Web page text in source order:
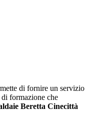
di fornire un servizio
formazione che
Beretta Cinecittà